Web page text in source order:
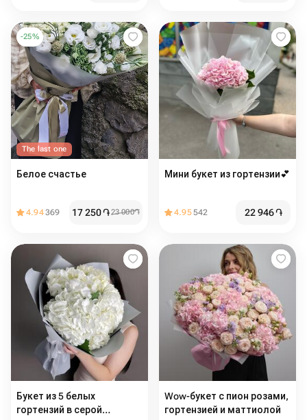
-25%
The last one
Белое счастье
4.94369 17 250֏23 000֏
Мини букет из гортензии💕
4.95542 22 946֏
Букет из 5 белых
гортензий в серой
Wow-букет с пион розами,
гортензией и маттиолой